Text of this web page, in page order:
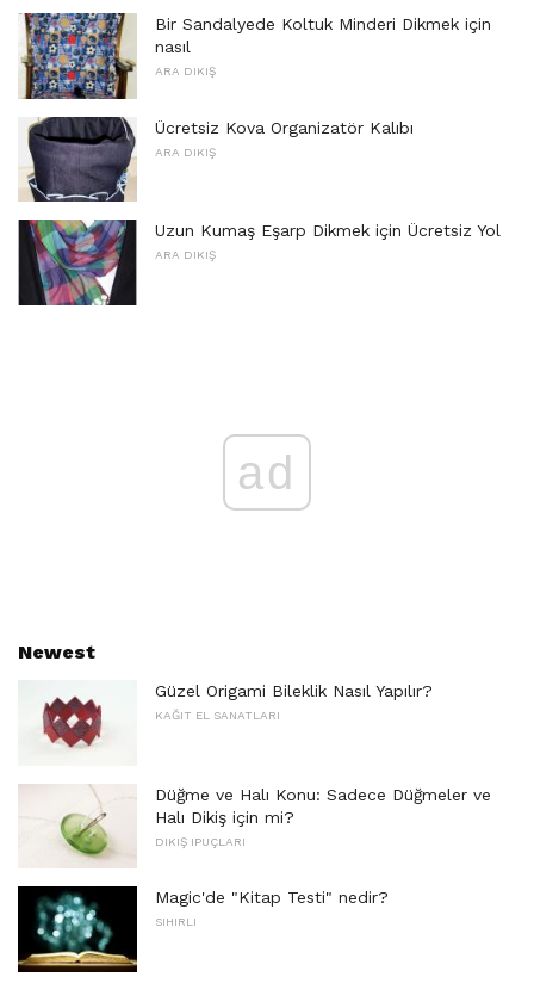
Bir Sandalyede Koltuk Minderi Dikmek için
nasıl
ARA DIKIŞ
Ücretsiz Kova Organizatör Kalıbı
ARA DIKIŞ
Uzun Kumaş Eşarp Dikmek için Ücretsiz Yol
ARA DIKIŞ
ad
Newest
Güzel Origami Bileklik Nasıl Yapılır?
KAĞIT EL SANATLARI
Düğme ve Halı Konu: Sadece Düğmeler ve
Halı Dikiş için mi?
DIKIŞ IPUÇLARI
Magic'de "Kitap Testi" nedir?
SIHIRLI